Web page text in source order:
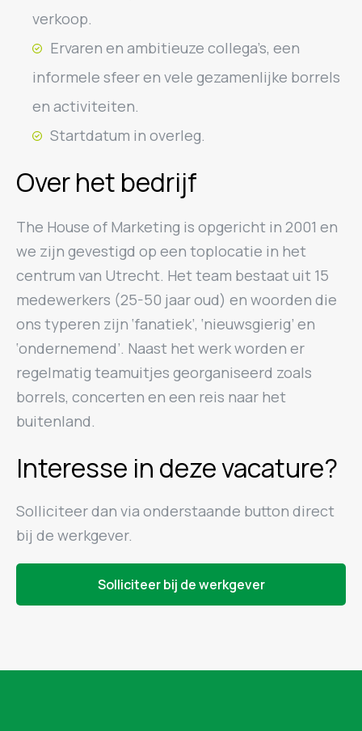
verkoop.
Ervaren en ambitieuze collega’s, een
informele sfeer en vele gezamenlijke borrels
en activiteiten.
Startdatum in overleg.
Over het bedrijf
The House of Marketing is opgericht in 2001 en
we zijn gevestigd op een toplocatie in het
centrum van Utrecht. Het team bestaat uit 15
medewerkers (25-50 jaar oud) en woorden die
ons typeren zijn ‘fanatiek’, ‘nieuwsgierig’ en
‘ondernemend’. Naast het werk worden er
regelmatig teamuitjes georganiseerd zoals
borrels, concerten en een reis naar het
buitenland.
Interesse in deze vacature?
Solliciteer dan via onderstaande button direct
bij de werkgever.
Solliciteer bij de werkgever